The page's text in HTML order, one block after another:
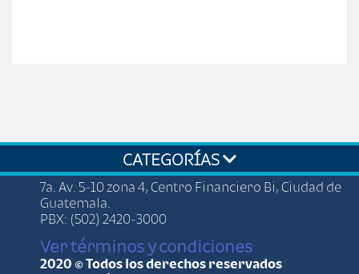
CATEGORÍAS
7a. Av. 5-10 zona 4, Centro Financiero Bi, Ciudad de
Guatemala.
PBX: (502) 2420-3000
Ver términos y condiciones
2020 © Todos los derechos reservados